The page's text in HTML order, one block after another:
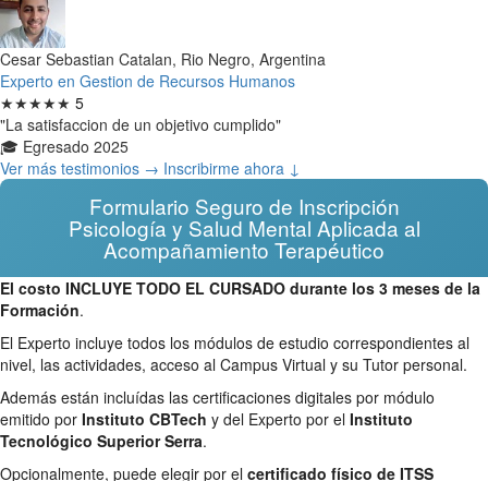
Cesar Sebastian Catalan, Rio Negro, Argentina
Experto en Gestion de Recursos Humanos
★★★★★ 5
"La satisfaccion de un objetivo cumplido"
🎓 Egresado 2025
Ver más testimonios → Inscribirme ahora ↓
Formulario Seguro de Inscripción
Psicología y Salud Mental Aplicada al
Acompañamiento Terapéutico
El costo INCLUYE TODO EL CURSADO durante los 3 meses de la
Formación.
El Experto incluye todos los módulos de estudio correspondientes al
nivel, las actividades, acceso al Campus Virtual y su Tutor personal.
Además están incluídas las certificaciones digitales por módulo
emitido por Instituto CBTech y del Experto por el Instituto
Tecnológico Superior Serra.
Opcionalmente, puede elegir por el certificado físico de ITSS